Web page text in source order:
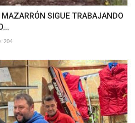
SIGUE TRABAJANDO
204